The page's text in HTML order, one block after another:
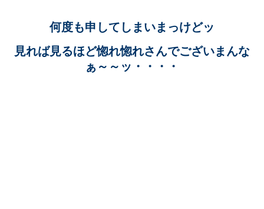
何度も申してしまいまっけどッ
見れば見るほど惚れ惚れさんでございまんな
ぁ～～ッ・・・・